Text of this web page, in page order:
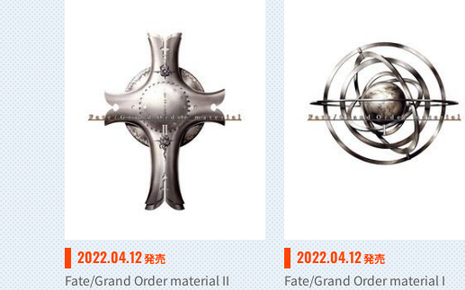
2022.04.12発売
Fate/Grand Order material II
2022.04.12発売
Fate/Grand Order material I